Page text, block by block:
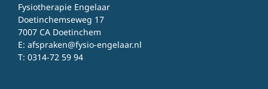
Fysiotherapie Engelaar
Doetinchemseweg 17
7007 CA Doetinchem
E: afspraken@fysio-engelaar.nl
T: 0314-72 59 94